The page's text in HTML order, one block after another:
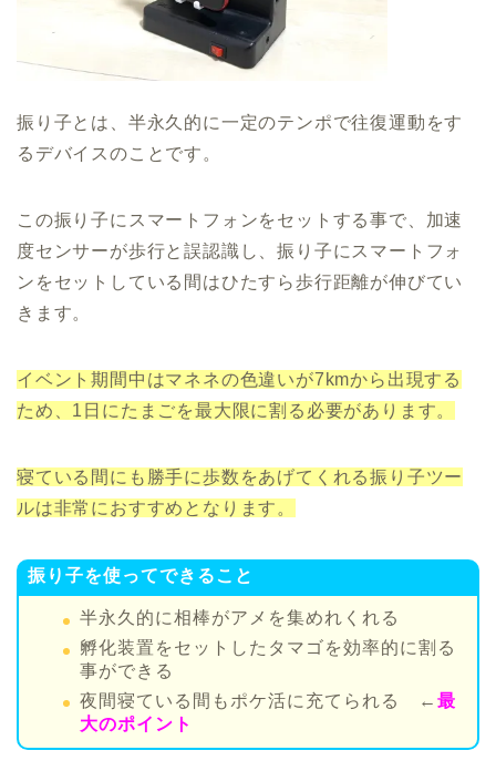
振り子とは、半永久的に一定のテンポで往復運動をす
るデバイスのことです。
この振り子にスマートフォンをセットする事で、加速
度センサーが歩行と誤認識し、振り子にスマートフォ
ンをセットしている間はひたすら歩行距離が伸びてい
きます。
イベント期間中はマネネの色違いが7kmから出現する
ため、1日にたまごを最大限に割る必要があります。
寝ている間にも勝手に歩数をあげてくれる振り子ツー
ルは非常におすすめとなります。
振り子を使ってできること
半永久的に相棒がアメを集めれくれる
孵化装置をセットしたタマゴを効率的に割る
事ができる
夜間寝ている間もポケ活に充てられる ← 最
大のポイント